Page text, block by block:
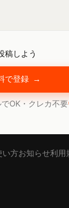
稿しよう
で登録 →
でOK・クレカ不要
い方お知らせ利用